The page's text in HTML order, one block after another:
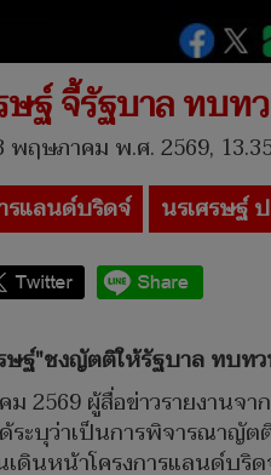
ษฐ์ จี้รัฐบาล ทบท
ฤษภาคม พ.ศ. 2569,
รแลนด์บริดจ์ นรเศรษฐ์
ษฐ์"ชงญัตติให้รัฐบาล ทบท
2569 ผู้สื่อข่าวรายงานจ
ด้ระบุว่าเป็นการพิจารณา
ดินหน้าโครงการแลนด์บริ